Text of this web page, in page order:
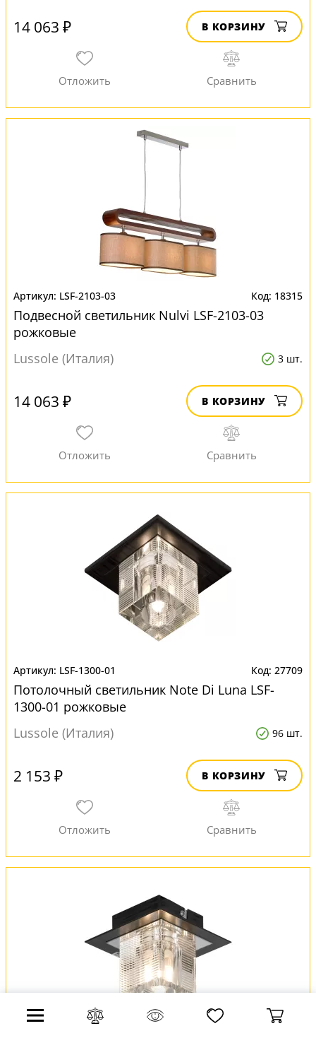
14 063 ₽ В КОРЗИНУ
LSF-2103-03 18315
Подвесной светильник Nulvi LSF-2103-03
рожковые
Lussole (Италия)
3 шт.
14 063 ₽ В КОРЗИНУ
LSF-1300-01 27709
Потолочный светильник Note Di Luna LSF-
1300-01 рожковые
Lussole (Италия)
96 шт.
2 153 ₽ В КОРЗИНУ